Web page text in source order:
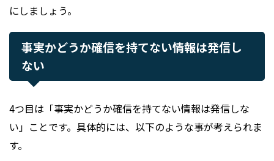
にしましょう。
事実かどうか確信を持てない情報は発信し
ない
4つ目は「事実かどうか確信を持てない情報は発信しな
い」ことです。具体的には、以下のような事が考えられま
す。